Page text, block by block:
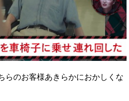
らのお客様あきらかにおかしくな